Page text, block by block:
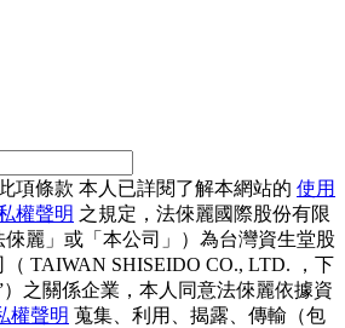
項條款 本人已詳閱了解本網站的 使用
權聲明 之規定，法倈麗國際股份有限
倈麗」或「本公司」）為台灣資生堂股
TAIWAN SHISEIDO CO., LTD. ，下
）之關係企業，本人同意法倈麗依據資
權聲明 蒐集、利用、揭露、傳輸（包